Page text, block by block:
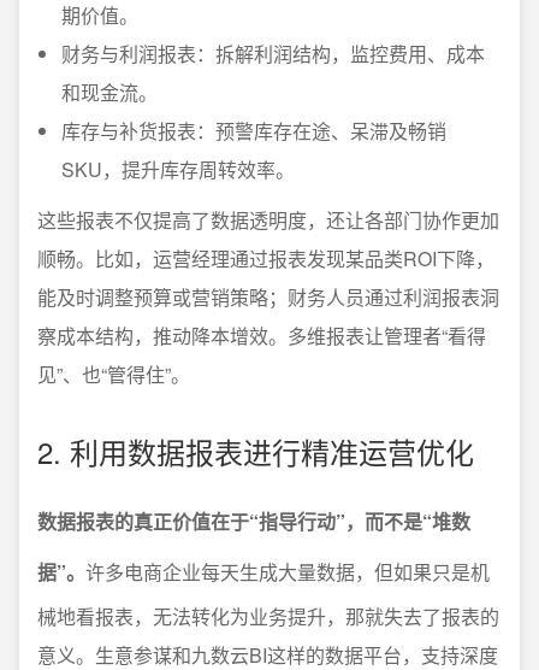
期价值。
财务与利润报表：拆解利润结构，监控费用、成本
和现金流。
库存与补货报表：预警库存在途、呆滞及畅销
SKU，提升库存周转效率。
这些报表不仅提高了数据透明度，还让各部门协作更加
顺畅。比如，运营经理通过报表发现某品类ROI下降，
能及时调整预算或营销策略；财务人员通过利润报表洞
察成本结构，推动降本增效。多维报表让管理者“看得
见”、也“管得住”。
2. 利用数据报表进行精准运营优化
数据报表的真正价值在于“指导行动”，而不是“堆数
据”。 许多电商企业每天生成大量数据，但如果只是机
械地看报表，无法转化为业务提升，那就失去了报表的
意义。生意参谋和九数云BI这样的数据平台，支持深度